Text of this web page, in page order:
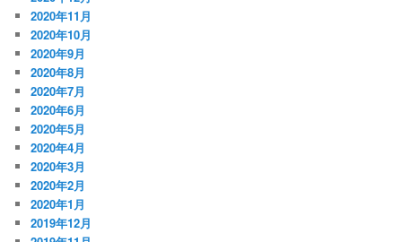
2020年11月
2020年10月
2020年9月
2020年8月
2020年7月
2020年6月
2020年5月
2020年4月
2020年3月
2020年2月
2020年1月
2019年12月